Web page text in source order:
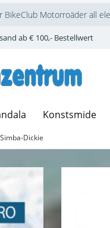
BikeClub Motorroäder all
ab € 100,- Bestellwert
Konstsmide
Simba-Dickie